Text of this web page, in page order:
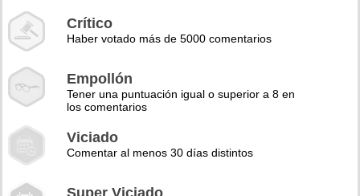
Crítico
Haber votado más de 5000 comentarios
Empollón
Tener una puntuación igual o superior a 8 en
los comentarios
Viciado
Comentar al menos 30 días distintos
Super Viciado